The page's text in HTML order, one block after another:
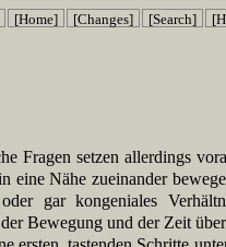
[Home] [Changes] [Search]
Fragen setzen allerdings
eine Nähe zueinander
gar kongeniales
Bewegung und der Zeit